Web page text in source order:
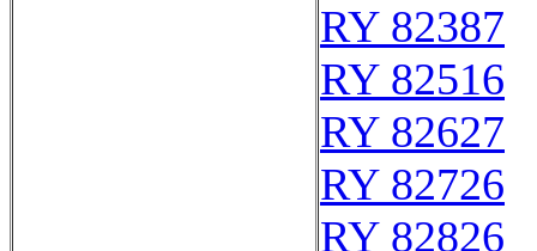
RY 82387
RY 82516
RY 82627
RY 82726
RY 82826